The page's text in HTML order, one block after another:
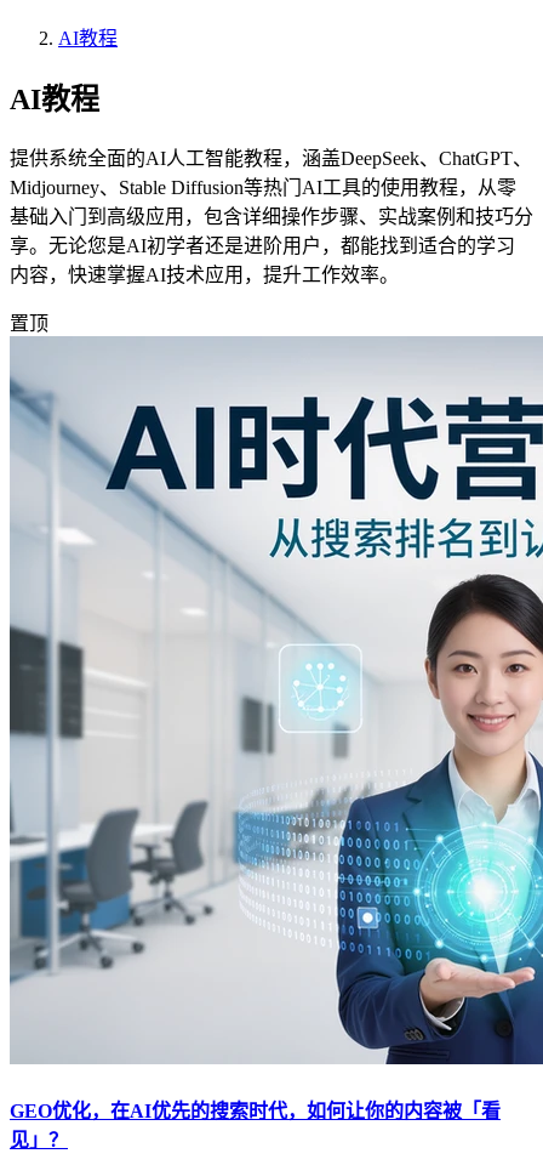
AI教程
AI教程
提供系统全面的AI人工智能教程，涵盖DeepSeek、ChatGPT、
Midjourney、Stable Diffusion等热门AI工具的使用教程，从零
基础入门到高级应用，包含详细操作步骤、实战案例和技巧分
享。无论您是AI初学者还是进阶用户，都能找到适合的学习
内容，快速掌握AI技术应用，提升工作效率。
置顶
GEO优化，在AI优先的搜索时代，如何让你的内容被「看
见」？